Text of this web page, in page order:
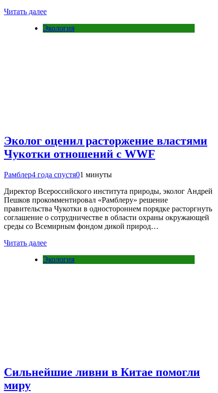
Читать далее
Экология
Эколог оценил расторжение властями
Чукотки отношений с WWF
Рамблер4 года спустя01 минуты
Директор Всероссийского института природы, эколог Андрей
Пешков прокомментировал «Рамблеру» решение
правительства Чукотки в одностороннем порядке расторгнуть
соглашение о сотрудничестве в области охраны окружающей
среды со Всемирным фондом дикой природ…
Читать далее
Экология
Сильнейшие ливни в Китае помогли
миру